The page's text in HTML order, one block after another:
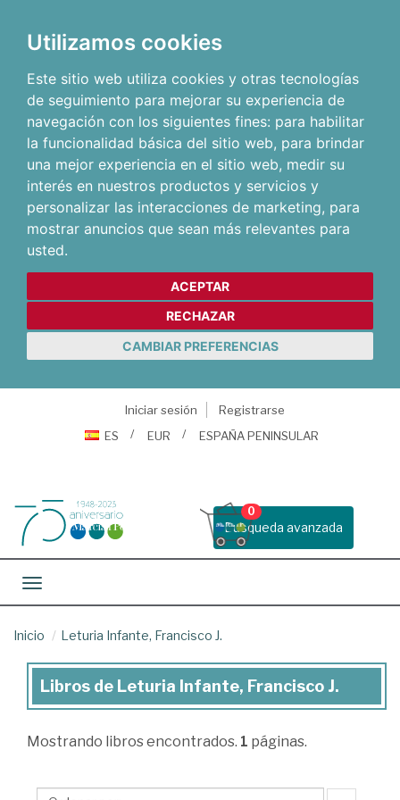
Utilizamos cookies
Este sitio web utiliza cookies y otras tecnologías
de seguimiento para mejorar su experiencia de
navegación con los siguientes fines: para habilitar
la funcionalidad básica del sitio web, para brindar
una mejor experiencia en el sitio web, medir su
interés en nuestros productos y servicios y
personalizar las interacciones de marketing, para
mostrar anuncios que sean más relevantes para
usted.
ACEPTAR
RECHAZAR
CAMBIAR PREFERENCIAS
Iniciar sesión
Registrarse
ES
EUR ESPAÑA PENINSULAR
Busqueda avanzada
0
Toggle navigation
Inicio Leturia Infante, Francisco J.
Libros
Leturia
Libros de Leturia Infante, Francisco J.
Mostrando libros encontrados. 1 páginas.